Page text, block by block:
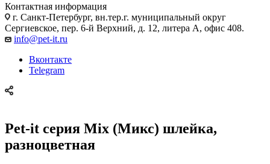
Контактная информация
г. Санкт-Петербург, вн.тер.г. муниципальный округ
Сергиевское, пер. 6-й Верхний, д. 12, литера А, офис 408.
info@pet-it.ru
Вконтакте
Telegram
Pet-it серия Mix (Микс) шлейка,
разноцветная